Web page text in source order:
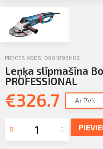
KLIENTU PORTĀLS
KĻŪT PAR KLIENTU
Iziet
PRECES KODS: 0601893H02
Leņķa slīpmašīna
PROFESSIONAL
€326.7 Ar PVN